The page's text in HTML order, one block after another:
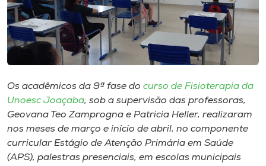
Editora
Rádio
Unoesc
Store
Os acadêmicos da 9ª fase do curso de Fisioterapia da
Unoesc Joaçaba, sob a supervisão das professoras,
Geovana Teo Zamprogna e Patricia Heller, realizaram
nos meses de março e início de abril, no componente
curricular Estágio de Atenção Primária em Saúde
(APS), palestras presenciais, em escolas municipais